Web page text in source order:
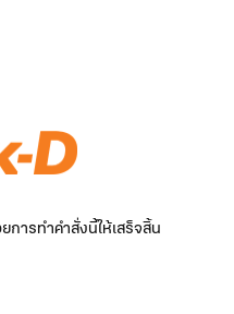
ารทำคำสั่งนี้ให้เสร็จสิ้น